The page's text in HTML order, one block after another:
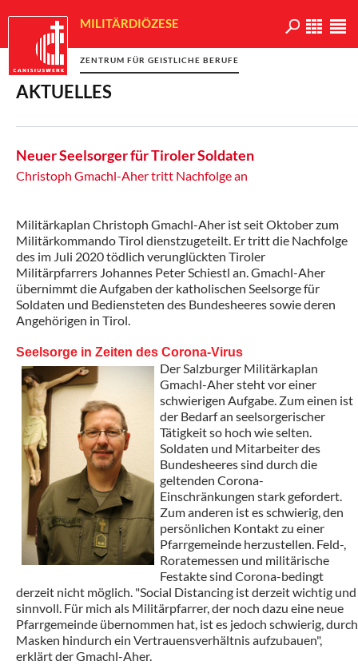
MILITÄRDIÖZESE
ZENTRUM FÜR GEISTLICHE BERUFE
AKTUELLES
Neuer Seelsorger für Tiroler Soldaten
Christoph Gmachl-Aher tritt Nachfolge an
Militärkaplan Christoph Gmachl-Aher ist seit Oktober zum
Militärkommando Tirol dienstzugeteilt. Er tritt die Nachfolge
des im Juli 2020 tödlich verunglückten Tiroler
Militärpfarrers Johannes Peter Schiestl an. Gmachl-Aher
übernimmt die Aufgaben der katholischen Seelsorge für
Soldaten und Bediensteten des Bundesheeres sowie deren
Angehörigen in Tirol.
Seelsorge in Zeiten des Corona-Virus
Der Salzburger Militärkaplan
Gmachl-Aher steht vor einer
schwierigen Aufgabe. Zum einen ist
der Bedarf an seelsorgerischer
Tätigkeit so hoch wie selten.
Soldaten und Mitarbeiter des
Bundesheeres sind durch die
geltenden Corona-
Einschränkungen stark gefordert.
Zum anderen ist es schwierig, den
persönlichen Kontakt zu einer
Pfarrgemeinde herzustellen. Feld-,
Roratemessen und militärische
Festakte sind Corona-bedingt
derzeit nicht möglich. "Social Distancing ist derzeit wichtig und
sinnvoll. Für mich als Militärpfarrer, der noch dazu eine neue
Pfarrgemeinde übernommen hat, ist es jedoch schwierig, durch
Masken hindurch ein Vertrauensverhältnis aufzubauen",
erklärt der Gmachl-Aher.